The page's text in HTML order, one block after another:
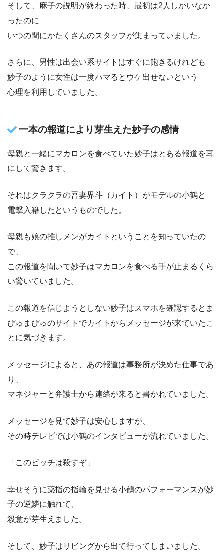
そして、麻子の説明が終わった時、最初は2人しかいなか
ったのに
いつの間にかたくさんのスタッフが集まっていました。
さらに、男性は出会い系サイトはすぐに飽きるけれども
妙子のように女性は一度ハマるとウケ出せないという
心理を利用していました。
一本の報道により芽生えた妙子の感情
母親と一緒にマカロンを食べていた妙子はとある報道を耳
にして驚きます。
それはクラクラの吾妻界斗（カイト）がモデルの小鶴と
電撃入籍したというものでした。
母親も娘の推しメンがカイトということを知っていたの
で、
この報道を聞いて妙子はマカロンを食べる手が止まるくら
い驚いていました。
この報道を信じようとしない妙子はスマホを確認するとま
ぴゅまぴゅのサイトでカイトからメッセージが来ていたこ
とに気づきます。
メッセージによると、あの報道は事務所が決めた仕事であ
り、
マネジャーと弁護士から連絡が来ると書かれていました。
メッセージを見て妙子は安心しますが、
その時テレビでは小鶴のインタビューが流れていました。
「このビッチは殺すぞ」
幸せそうに薬指の指輪を見せる小鶴のパフォーマンスが妙
子の逆鱗に触れて、
殺意が芽生えました。
そして、妙子はリビングから出て行ってしまいました。